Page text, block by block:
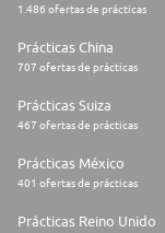
1.486 ofertas de prácticas
Prácticas China
707 ofertas de prácticas
Prácticas Suiza
467 ofertas de prácticas
Prácticas México
401 ofertas de prácticas
Prácticas Reino Unido